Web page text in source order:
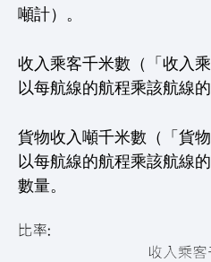
噸計）。
收入乘客千米數（「收入乘
以每航線的航程乘該航線
貨物收入噸千米數（「貨
以每航線的航程乘該航線
數量。